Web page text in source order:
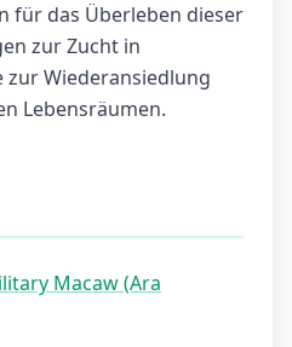
für das Überleben dieser
zur Zucht in
zur Wiederansiedlung
Lebensräumen.
Macaw (Ara